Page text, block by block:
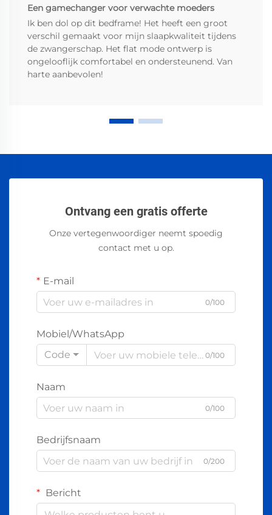
Een gamechanger voor verwachte moeders
Ik ben dol op dit bedframe! Het heeft een groot
verschil gemaakt voor mijn slaapkwaliteit tijdens
de zwangerschap. Het flat mode ontwerp is
ongelooflijk comfortabel en ondersteunend. Van
harte aanbevolen!
Ontvang een gratis offerte
Onze vertegenwoordiger neemt spoedig
contact met u op.
E-mail
0/100
Mobiel/WhatsApp
Code
0/100
Naam
0/100
Bedrijfsnaam
0/200
Bericht